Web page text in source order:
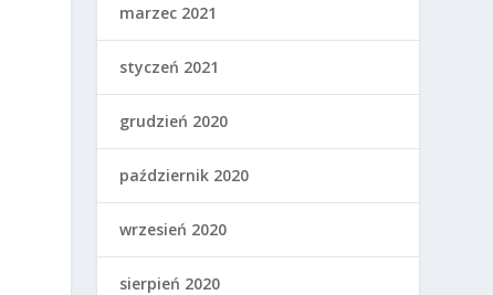
marzec 2021
styczeń 2021
grudzień 2020
październik 2020
wrzesień 2020
sierpień 2020